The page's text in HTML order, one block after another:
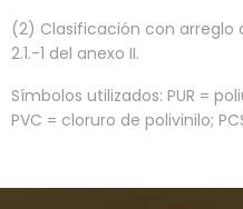
(2) Clasificación con arreglo
2.1.-1 del anexo II.
Símbolos utilizados: PUR =
PVC = cloruro de polivinilo;